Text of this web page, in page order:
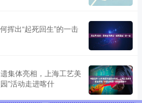
挥出“起死回生”的一击
集体亮相，上海工艺美
”活动走进喀什